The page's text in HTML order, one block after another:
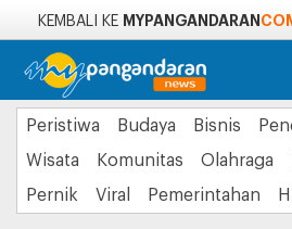
KEMBALI KE MYPANGANDARAN
Peristiwa Budaya Bisnis
Wisata
Komunitas Olahraga
Pernik
Viral Pemerintahan